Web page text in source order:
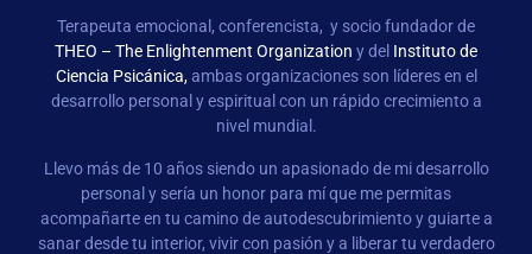
Terapeuta emocional, conferencista, y socio fundador de
THEO – The Enlightenment Organization y del Instituto de
Ciencia Psicánica,ambas organizaciones son líderes en el
desarrollo personal y espiritual con un rápido crecimiento a
nivel mundial.
Llevo más de 10 años siendo un apasionado de mi desarrollo
personal y sería un honor para mí que me permitas
acompañarte en tu camino de autodescubrimiento y guiarte a
sanar desde tu interior, vivir con pasión y a liberar tu verdadero